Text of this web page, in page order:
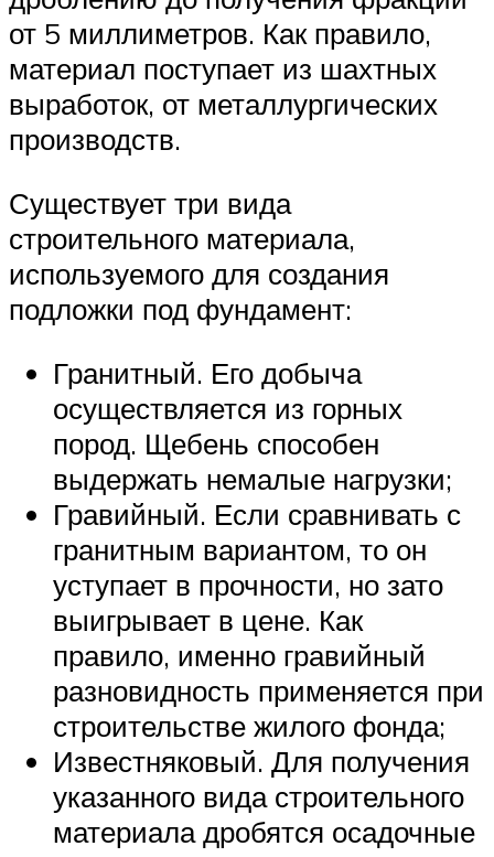
от 5 миллиметров. Как правило,
материал поступает из шахтных
выработок, от металлургических
производств.
Существует три вида
строительного материала,
используемого для создания
подложки под фундамент:
Гранитный. Его добыча
осуществляется из горных
пород. Щебень способен
выдержать немалые нагрузки;
Гравийный. Если сравнивать с
гранитным вариантом, то он
уступает в прочности, но зато
выигрывает в цене. Как
правило, именно гравийный
разновидность применяется при
строительстве жилого фонда;
Известняковый. Для получения
указанного вида строительного
материала дробятся осадочные